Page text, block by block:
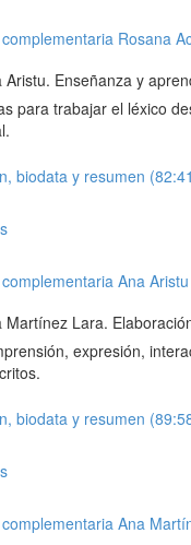
Rosana
Aristu. Enseñanza y
para trabajar el léxico
biodata y resumen
Ana Aristu
Martínez Lara.
expresión,
biodata y resumen
Ana